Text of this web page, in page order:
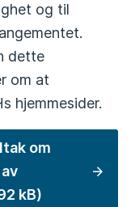
og til
dette
om at
hjemmesider.
om
kB)